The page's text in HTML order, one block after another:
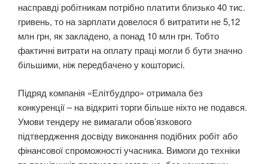
насправді робітникам потрібно платити близько 40 тис.
гривень, то на зарплати довелося б витратити не 5,12
млн грн, як закладено, а понад 10 млн грн. Тобто
фактичні витрати на оплату праці могли б бути значно
більшими, ніж передбачено у кошторисі.
Підряд компанія «Елітбудпро» отримала без
конкуренції – на відкриті торги більше ніхто не подався.
Умови тендеру не вимагали обов’язкового
підтвердження досвіду виконання подібних робіт або
фінансової спроможності учасника. Вимоги до техніки